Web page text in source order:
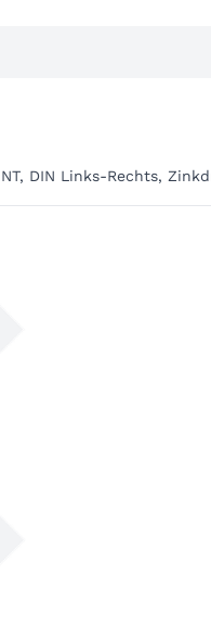
DIN Links-Rechts,